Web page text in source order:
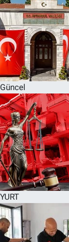
Güncel
YURT